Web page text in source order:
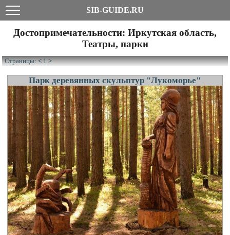
SIB-GUIDE.RU
Достопримечательности: Иркутская область,
Театры, парки
Страницы:< 1 >
Парк деревянных скульптур "Лукоморье"